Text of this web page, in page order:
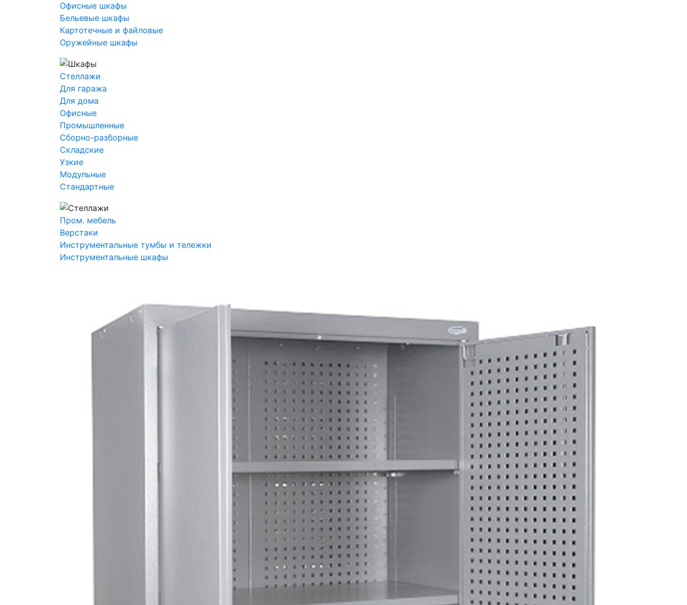
Офисные шкафы
Бельевые шкафы
Картотечные и файловые
Оружейные шкафы
Стеллажи
Для гаража
Для дома
Офисные
Промышленные
Сборно-разборные
Складские
Узкие
Модульные
Стандартные
Пром. мебель
Верстаки
Инструментальные тумбы и тележки
Инструментальные шкафы